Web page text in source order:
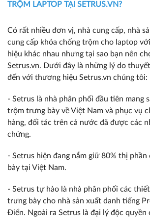
TRỘM LAPTOP TẠI SETRUS.VN?
Có rất nhiều đơn vị, nhà cung cấp, nhà
cung cấp khóa chống trộm cho laptop
hiệu khác nhau nhưng tại sao bạn nên
Setrus.vn. Dưới đây là những lý do
đến với thương hiệu Setrus.vn chúng tôi:
- Setrus là nhà phân phối đầu tiên mang
trộm trưng bày về Việt Nam và phục vụ
hàng, đối tác trên cả nước đã được các
chứng.
- Setrus hiện đang nắm giữ 80% thị
bày tại Việt Nam.
- Setrus tự hào là nhà phân phối các
trưng bày cho nhà sản xuất danh tiếng
Điển. Ngoài ra Setrus là đại lý độc quyền